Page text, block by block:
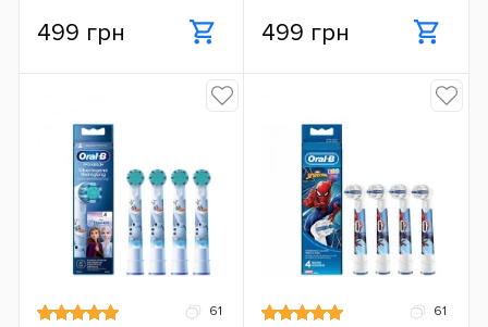
499 грн 499 грн
61 61